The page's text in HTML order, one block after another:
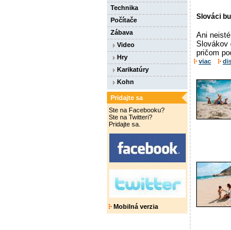
Technika
Počítače
Zábava
Video
Hry
Karikatúry
Kohn
Pridajte sa
Ste na Facebooku?
Ste na Twitteri?
Pridajte sa.
Mobilná verzia
Slováci
Ani
Slovákov
pričom
viac